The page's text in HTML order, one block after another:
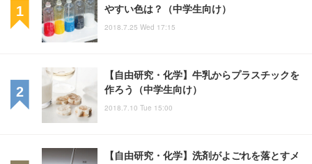
やすい色は？（中学生向け）
2018.7.25 Wed 17:15
【自由研究・化学】牛乳からプラスチックを
作ろう（中学生向け）
2018.7.10 Tue 15:00
【自由研究・化学】洗剤がよごれを落とすメ